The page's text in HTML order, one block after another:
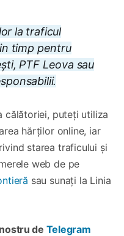
la traficul
timp pentru
PTF Leova sau
călătoriei, puteți utiliza
hărților online, iar
starea traficului și
web de pe
sau sunați la Linia
de Telegram